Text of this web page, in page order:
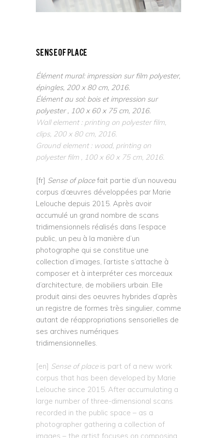
sense of place
Élément mural: impression sur film polyester,
épingles, 200 x 80 cm, 2016.
Élément au sol: bois et impression sur
polyester , 100 x 60 x 75 cm, 2016.
Wall element : printing on polyester film,
clips, 200 x 80 cm, 2016.
Ground element : wood, printing on
polyester film , 100 x 60 x 75 cm, 2016.
[fr] Sense of placefait partie d’un nouveau
corpus d’œuvres développées par Marie
Lelouche depuis 2015. Après avoir
accumulé un grand nombre de scans
tridimensionnels réalisés dans l’espace
public, un peu à la manière d’un
photographe qui se constitue une
collection d’images, l’artiste s’attache à
composer et à interpréter ces morceaux
d’architecture, de mobiliers urbain. Elle
produit ainsi des oeuvres hybrides d’après
un registre de formes très singulier, comme
autant de réappropriations sensorielles de
ses archives numériques
tridimensionnelles.
[en] Sense of placeis part of a new work
corpus that has been developed by Marie
Lelouche since 2015. After accumulating a
large number of three-dimensional scans
recorded in the public space – as a
photographer gathering a collection of
images – the artist focuses on composing